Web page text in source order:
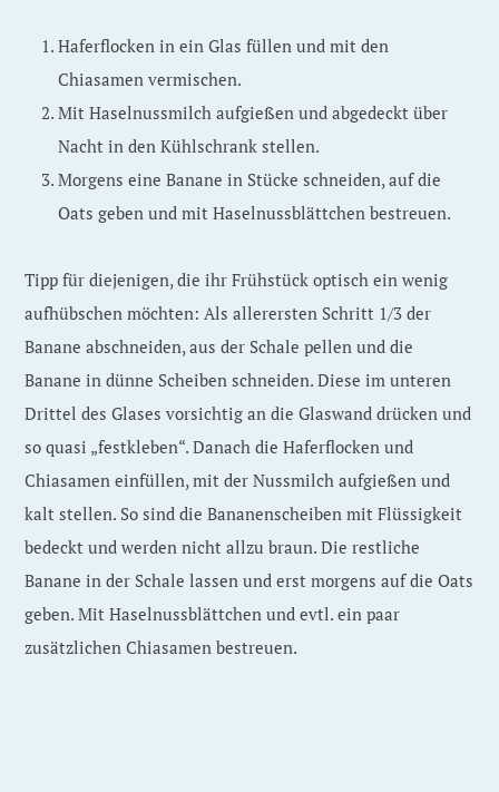
Haferflocken in ein Glas füllen und mit den
Chiasamen vermischen.
Mit Haselnussmilch aufgießen und abgedeckt über
Nacht in den Kühlschrank stellen.
Morgens eine Banane in Stücke schneiden, auf die
Oats geben und mit Haselnussblättchen bestreuen.
Tipp für diejenigen, die ihr Frühstück optisch ein wenig
aufhübschen möchten: Als allerersten Schritt 1/3 der
Banane abschneiden, aus der Schale pellen und die
Banane in dünne Scheiben schneiden. Diese im unteren
Drittel des Glases vorsichtig an die Glaswand drücken und
so quasi „festkleben“. Danach die Haferflocken und
Chiasamen einfüllen, mit der Nussmilch aufgießen und
kalt stellen. So sind die Bananenscheiben mit Flüssigkeit
bedeckt und werden nicht allzu braun. Die restliche
Banane in der Schale lassen und erst morgens auf die Oats
geben. Mit Haselnussblättchen und evtl. ein paar
zusätzlichen Chiasamen bestreuen.